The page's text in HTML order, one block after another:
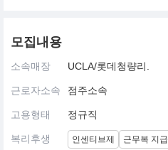
모집내용
소속매장 UCLA/롯데청량리.
근로자소속 점주소속
고용형태 정규직
복리후생 인센티브제 근무복 지급